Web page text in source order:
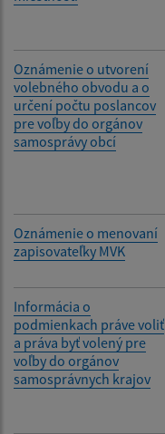
Oznámenie o utvorení
volebného obvodu a o
určení počtu poslancov
pre voľby do orgánov
samosprávy obcí
Oznámenie o menovaní
zapisovateľky MVK
Informácia o
podmienkach práve voliť
a práva byť volený pre
voľby do orgánov
samosprávnych krajov